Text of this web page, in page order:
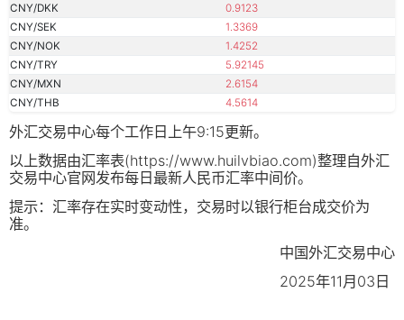
CNY/DKK
0.9123
CNY/SEK
1.3369
CNY/NOK
1.4252
CNY/TRY
5.92145
CNY/MXN
2.6154
CNY/THB
4.5614
外汇交易中心每个工作日上午9:15更新。
以上数据由汇率表(https://www.huilvbiao.com)整理自外汇
交易中心官网发布每日最新人民币汇率中间价。
提示：汇率存在实时变动性，交易时以银行柜台成交价为
准。
中国外汇交易中心
2025年11月03日